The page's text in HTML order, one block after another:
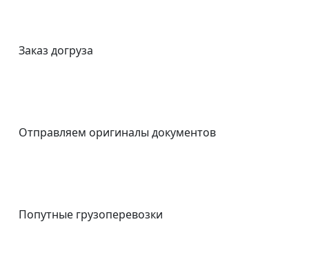
Заказ догруза
Отправляем оригиналы документов
Попутные грузоперевозки